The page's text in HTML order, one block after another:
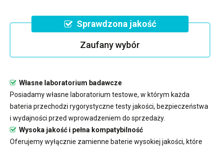
Sprawdzona jakość
Zaufany wybór
Własne laboratorium badawcze
Posiadamy własne laboratorium testowe, w którym każda
bateria przechodzi rygorystyczne testy jakości, bezpieczeństwa
i wydajności przed wprowadzeniem do sprzedaży.
Wysoka jakość i pełna kompatybilność
Oferujemy wyłącznie zamienne baterie wysokiej jakości, które